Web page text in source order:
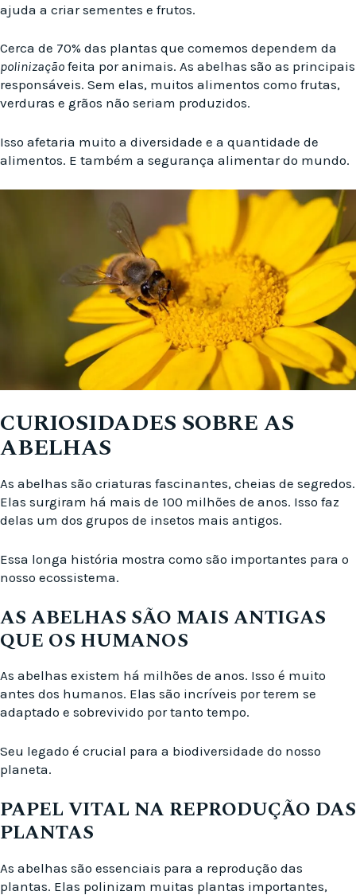
ajuda a criar sementes e frutos.
Cerca de 70% das plantas que comemos dependem da
polinização feita por animais. As abelhas são as principais
responsáveis. Sem elas, muitos alimentos como frutas,
verduras e grãos não seriam produzidos.
Isso afetaria muito a diversidade e a quantidade de
alimentos. E também a segurança alimentar do mundo.
CURIOSIDADES SOBRE AS
ABELHAS
As abelhas são criaturas fascinantes, cheias de segredos.
Elas surgiram há mais de 100 milhões de anos. Isso faz
delas um dos grupos de insetos mais antigos.
Essa longa história mostra como são importantes para o
nosso ecossistema.
AS ABELHAS SÃO MAIS ANTIGAS
QUE OS HUMANOS
As abelhas existem há milhões de anos. Isso é muito
antes dos humanos. Elas são incríveis por terem se
adaptado e sobrevivido por tanto tempo.
Seu legado é crucial para a biodiversidade do nosso
planeta.
PAPEL VITAL NA REPRODUÇÃO DAS
PLANTAS
As abelhas são essenciais para a reprodução das
plantas. Elas polinizam muitas plantas importantes,